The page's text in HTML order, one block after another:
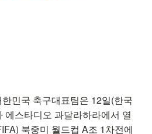
민국 축구대표팀은 12일(한국
에스타디오 과달라하라에서 열
북중미 월드컵 A조 1차전에